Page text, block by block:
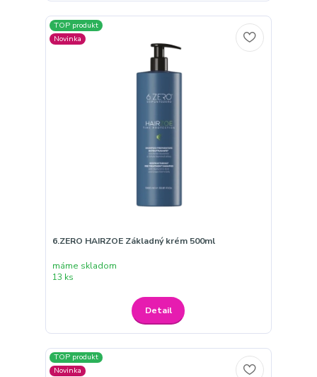
TOP produkt
Novinka
6.ZERO HAIRZOE Základný krém 500ml
máme skladom
13 ks
Detail
TOP produkt
Novinka